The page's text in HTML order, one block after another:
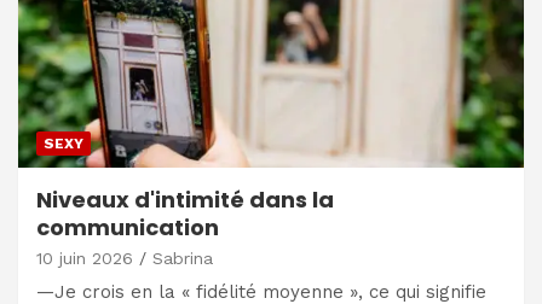
SEXY
Niveaux d'intimité dans la
communication
10 juin 2026 Sabrina
—Je crois en la « fidélité moyenne », ce qui signifie